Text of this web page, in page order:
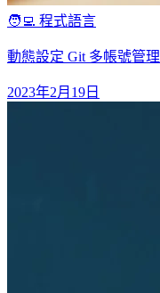
🧑‍💻 程式語言
動態設定 Git 多帳號管理
2023年2月19日